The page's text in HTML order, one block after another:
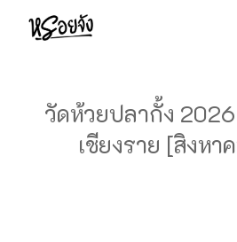
Skip
วัดห้วยปลากั้ง
เชียงราย [สิงหา